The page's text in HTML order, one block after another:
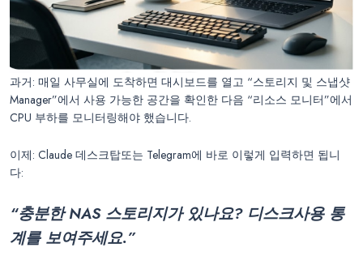
과거: 매일 사무실에 도착하면 대시보드를 열고 “스토리지 및 스냅샷
Manager”에서 사용 가능한 공간을 확인한 다음 “리소스 모니터”에서
CPU 부하를 모니터링해야 했습니다.
이제: Claude 데스크탑또는 Telegram에 바로 이렇게 입력하면 됩니
다:
“충분한NAS스토리지가 있나요? 디스크사용 통
계를 보여주세요.”